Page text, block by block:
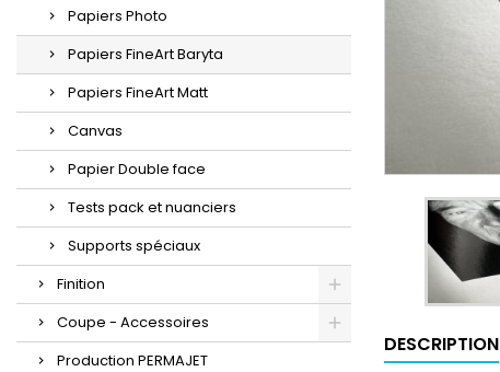
Papiers Photo
Papiers FineArt Baryta
Papiers FineArt Matt
Canvas
Papier Double face
Tests pack et nuanciers
Supports spéciaux
Finition
Coupe - Accessoires
Production PERMAJET
DESCRIPTION